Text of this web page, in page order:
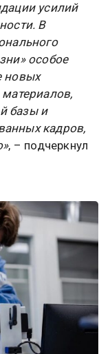
усилий
В
особое
новых
базы и
кадров,
, – подчеркнул